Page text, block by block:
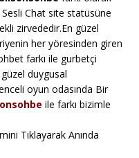
Chat site statüsüne
zirvededir.En güzel
her yöresinden giren
farkı ile gurbetçi
duygusal
oyun odasında Bir
ile farkı bizimle
Tıklayarak Anında